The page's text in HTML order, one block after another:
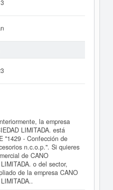
la empresa
LIMITADA. está
"1429 - Confección de
n.c.o.p.". Si quieres
de CANO
o del sector,
de la empresa CANO